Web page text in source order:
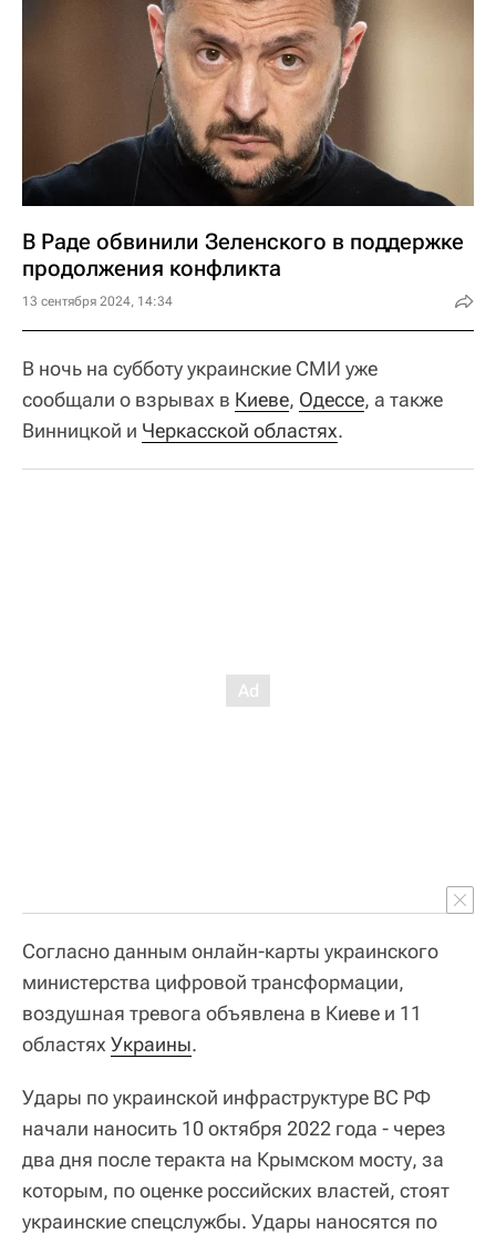
В Раде обвинили Зеленского в поддержке
продолжения конфликта
13 сентября 2024, 14:34
В ночь на субботу украинские СМИ уже
сообщали о взрывах в Киеве, Одессе, а также
Винницкой и Черкасской областях.
Согласно данным онлайн-карты украинского
министерства цифровой трансформации,
воздушная тревога объявлена в Киеве и 11
областях Украины.
Удары по украинской инфраструктуре ВС РФ
начали наносить 10 октября 2022 года - через
два дня после теракта на Крымском мосту, за
которым, по оценке российских властей, стоят
украинские спецслужбы. Удары наносятся по